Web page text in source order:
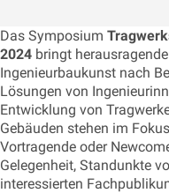
Das Symposium
2024 bringt
Ingenieurbaukunst nach
Lösungen von
Entwicklung von
Gebäuden stehen im
Vortragende oder
Gelegenheit, Standunkte
interessierten